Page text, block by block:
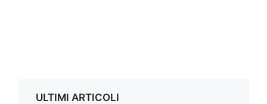
ULTIMI ARTICOLI